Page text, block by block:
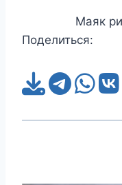
Маяк
Поделиться: